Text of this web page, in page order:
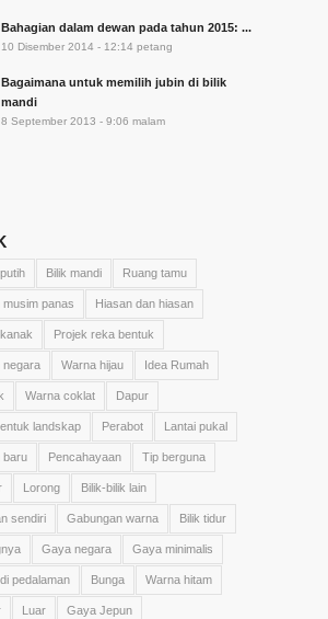
Bahagian dalam dewan pada tahun 2015: ...
10 Disember 2014 - 12:14 petang
Bagaimana untuk memilih jubin di bilik
mandi
8 September 2013 - 9:06 malam
Bilik mandi Ruang tamu
musim panas Hiasan dan hiasan
Projek reka bentuk
negara Warna hijau Idea Rumah
Warna coklat Dapur
landskap Perabot Lantai pukal
baru Pencahayaan Tip berguna
Lorong Bilik-bilik lain
sendiri Gabungan warna Bilik tidur
Gaya negara Gaya minimalis
pedalaman Bunga Warna hitam
Luar Gaya Jepun